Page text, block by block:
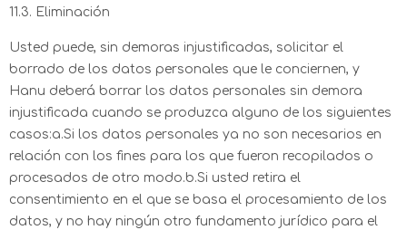
11.3. Eliminación
Usted puede, sin demoras injustificadas, solicitar el
borrado de los datos personales que le conciernen, y
Hanu deberá borrar los datos personales sin demora
injustificada cuando se produzca alguno de los siguientes
casos:a.Si los datos personales ya no son necesarios en
relación con los fines para los que fueron recopilados o
procesados de otro modo.b.Si usted retira el
consentimiento en el que se basa el procesamiento de los
datos, y no hay ningún otro fundamento jurídico para el